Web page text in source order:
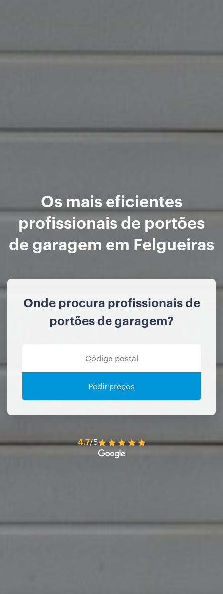
Os mais eficientes
profissionais de portões
de garagem em Felgueiras
Onde procura profissionais de
portões de garagem?
Pedir preços
4.7/5